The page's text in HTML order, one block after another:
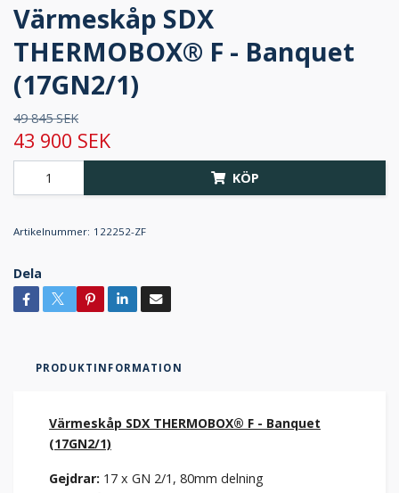
Värmeskåp SDX
THERMOBOX® F - Banquet
(17GN2/1)
49 845 SEK
43 900 SEK
KÖP
Artikelnummer: 122252-ZF
Dela
PRODUKTINFORMATION
Värmeskåp SDX THERMOBOX® F - Banquet
(17GN2/1)
Gejdrar: 17 x GN 2/1, 80mm delning